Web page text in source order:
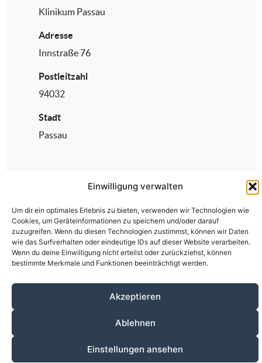
Einwilligung verwalten
Um dir ein optimales Erlebnis zu bieten, verwenden wir Technologien wie
Cookies, um Geräteinformationen zu speichern und/oder darauf
zuzugreifen. Wenn du diesen Technologien zustimmst, können wir Daten
wie das Surfverhalten oder eindeutige IDs auf dieser Website verarbeiten.
Wenn du deine Einwilligung nicht erteilst oder zurückziehst, können
bestimmte Merkmale und Funktionen beeinträchtigt werden.
Akzeptieren
Ablehnen
Einstellungen ansehen
Klinikum Passau
Adresse
Innstraße 76
Postleitzahl
94032
Stadt
Passau
Über den ÄKV Vorstandschaft
Anmeldung
© 2020-2026 Ärztlicher Kreisverband Passau